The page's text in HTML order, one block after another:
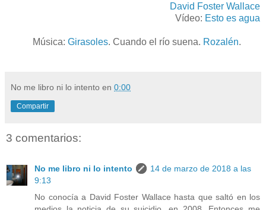
David Foster Wallace
Vídeo: Esto es agua
Música: Girasoles. Cuando el río suena. Rozalén.
No me libro ni lo intento en 0:00
Compartir
3 comentarios:
No me libro ni lo intento
14 de marzo de 2018 a las
9:13
No conocía a David Foster Wallace hasta que saltó en los